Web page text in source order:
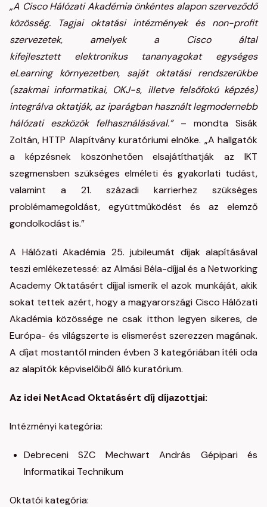
„A Cisco Hálózati Akadémia önkéntes alapon szerveződő
közösség. Tagjai oktatási intézmények és non-profit
szervezetek, amelyek a Cisco által
kifejlesztett elektronikus tananyagokat egységes
eLearning környezetben, saját oktatási rendszerükbe
(szakmai informatikai, OKJ-s, illetve felsőfokú képzés)
integrálva oktatják, az iparágban használt legmodernebb
hálózati eszközök felhasználásával.”– mondta Sisák
Zoltán, HTTP Alapítvány kuratóriumi elnöke. „A hallgatók
a képzésnek köszönhetően elsajátíthatják az IKT
szegmensben szükséges elméleti és gyakorlati tudást,
valamint a 21. századi karrierhez szükséges
problémamegoldást, együttműködést és az elemző
gondolkodást is.”
A Hálózati Akadémia 25. jubileumát díjak alapításával
teszi emlékezetessé: az Almási Béla-díjjal és a Networking
Academy Oktatásért díjjal ismerik el azok munkáját, akik
sokat tettek azért, hogy a magyarországi Cisco Hálózati
Akadémia közössége ne csak itthon legyen sikeres, de
Európa- és világszerte is elismerést szerezzen magának.
A díjat mostantól minden évben 3 kategóriában ítéli oda
az alapítók képviselőiből álló kuratórium.
Az idei NetAcad Oktatásért díj díjazottjai:
Intézményi kategória:
Debreceni SZC Mechwart András Gépipari és
Informatikai Technikum
Oktatói kategória: